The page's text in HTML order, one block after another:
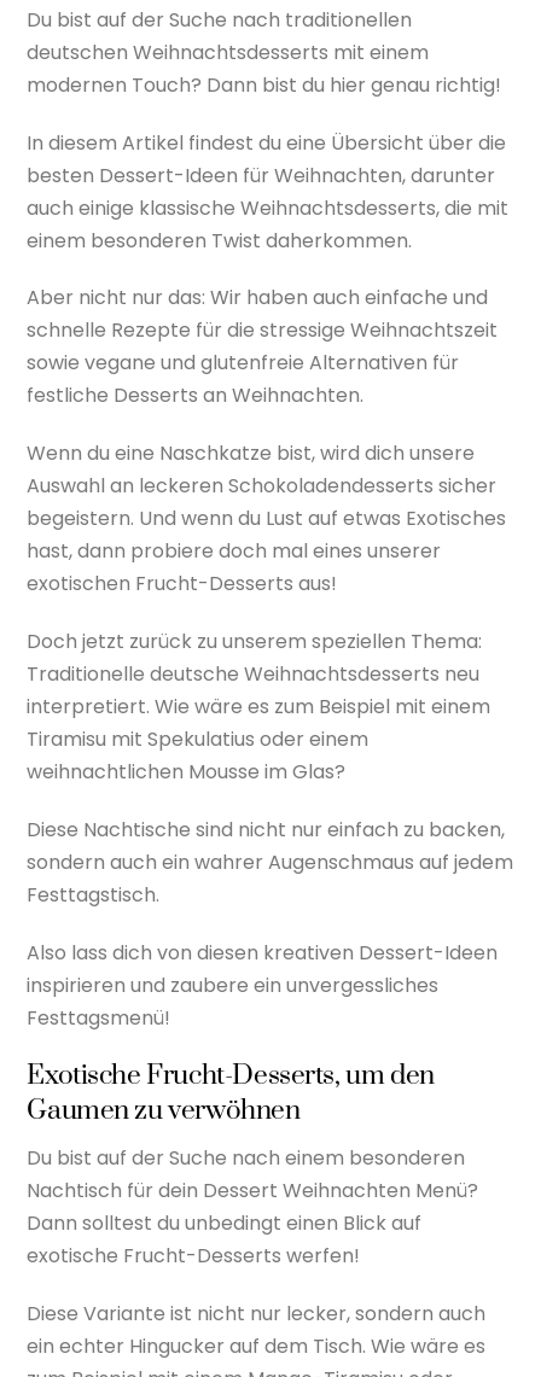
Du bist auf der Suche nach traditionellen
deutschen Weihnachtsdesserts mit einem
modernen Touch? Dann bist du hier genau richtig!
In diesem Artikel findest du eine Übersicht über die
besten Dessert-Ideen für Weihnachten, darunter
auch einige klassische Weihnachtsdesserts, die mit
einem besonderen Twist daherkommen.
Aber nicht nur das: Wir haben auch einfache und
schnelle Rezepte für die stressige Weihnachtszeit
sowie vegane und glutenfreie Alternativen für
festliche Desserts an Weihnachten.
Wenn du eine Naschkatze bist, wird dich unsere
Auswahl an leckeren Schokoladendesserts sicher
begeistern. Und wenn du Lust auf etwas Exotisches
hast, dann probiere doch mal eines unserer
exotischen Frucht-Desserts aus!
Doch jetzt zurück zu unserem speziellen Thema:
Traditionelle deutsche Weihnachtsdesserts neu
interpretiert. Wie wäre es zum Beispiel mit einem
Tiramisu mit Spekulatius oder einem
weihnachtlichen Mousse im Glas?
Diese Nachtische sind nicht nur einfach zu backen,
sondern auch ein wahrer Augenschmaus auf jedem
Festtagstisch.
Also lass dich von diesen kreativen Dessert-Ideen
inspirieren und zaubere ein unvergessliches
Festtagsmenü!
Exotische Frucht-Desserts, um den
Gaumen zu verwöhnen
Du bist auf der Suche nach einem besonderen
Nachtisch für dein Dessert Weihnachten Menü?
Dann solltest du unbedingt einen Blick auf
exotische Frucht-Desserts werfen!
Diese Variante ist nicht nur lecker, sondern auch
ein echter Hingucker auf dem Tisch. Wie wäre es